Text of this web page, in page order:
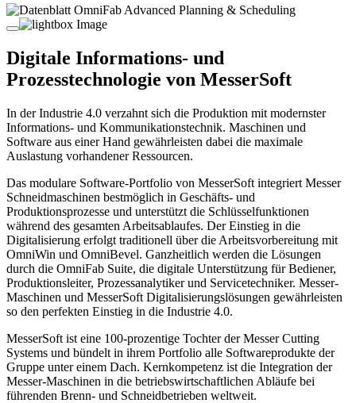
Digitale Informations- und
Prozesstechnologie von MesserSoft
In der Industrie 4.0 verzahnt sich die Produktion mit modernster
Informations- und Kommunikationstechnik. Maschinen und
Software aus einer Hand gewährleisten dabei die maximale
Auslastung vorhandener Ressourcen.
Das modulare Software-Portfolio von MesserSoft integriert Messer
Schneidmaschinen bestmöglich in Geschäfts- und
Produktionsprozesse und unterstützt die Schlüsselfunktionen
während des gesamten Arbeitsablaufes. Der Einstieg in die
Digitalisierung erfolgt traditionell über die Arbeitsvorbereitung mit
OmniWin und OmniBevel. Ganzheitlich werden die Lösungen
durch die OmniFab Suite, die digitale Unterstützung für Bediener,
Produktionsleiter, Prozessanalytiker und Servicetechniker. Messer-
Maschinen und MesserSoft Digitalisierungslösungen gewährleisten
so den perfekten Einstieg in die Industrie 4.0.
MesserSoft ist eine 100-prozentige Tochter der Messer Cutting
Systems und bündelt in ihrem Portfolio alle Softwareprodukte der
Gruppe unter einem Dach. Kernkompetenz ist die Integration der
Messer-Maschinen in die betriebswirtschaftlichen Abläufe bei
führenden Brenn- und Schneidbetrieben weltweit.